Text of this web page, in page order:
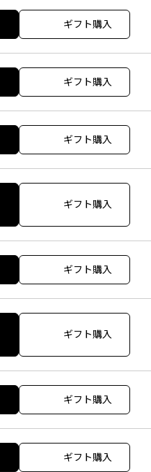
ギフト購入
ギフト購入
ギフト購入
ギフト購入
ギフト購入
ギフト購入
ギフト購入
ギフト購入